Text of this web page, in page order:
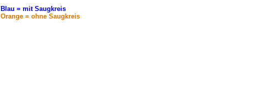
Blau = mit Saugkreis
Orange = ohne Saugkreis